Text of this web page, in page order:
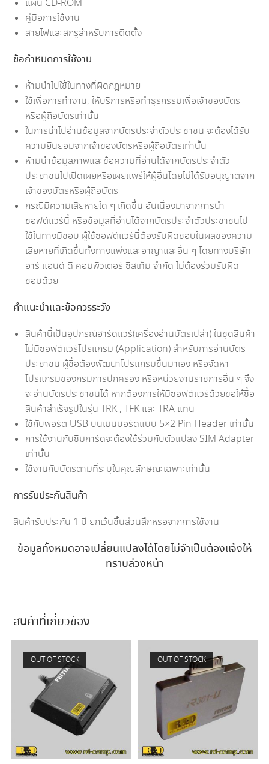
แผ่น CD-ROM
คู่มือการใช้งาน
สายไฟและสกรูสำหรับการติดตั้ง
ข้อกำหนดการใช้งาน
ห้ามนำไปใช้ในทางที่ผิดกฎหมาย
ใช้เพื่อการทำงาน, ให้บริการหรือทำธุรกรรมเพื่อเจ้าของบัตร
หรือผู้ถือบัตรเท่านั้น
ในการนำไปอ่านข้อมูลจากบัตรประจำตัวประชาชน จะต้องได้รับ
ความยินยอมจากเจ้าของบัตรหรือผู้ถือบัตรเท่านั้น
ห้ามนำข้อมูลภาพและข้อความที่อ่านได้จากบัตรประจำตัว
ประชาชนไปเปิดเผยหรือเผยแพร่ให้ผู้อื่นโดยไม่ได้รับอนุญาตจาก
เจ้าของบัตรหรือผู้ถือบัตร
กรณีมีความเสียหายใด ๆ เกิดขึ้น อันเนื่องมาจากการนำ
ซอฟต์แวร์นี้ หรือข้อมูลที่อ่านได้จากบัตรประจำตัวประชาชนไป
ใช้ในทางมิชอบ ผู้ใช้ซอฟต์แวร์นี้ต้องรับผิดชอบในผลของความ
เสียหายที่เกิดขึ้นทั้งทางแพ่งและอาญาและอื่น ๆ โดยทางบริษัท
อาร์ แอนด์ ดี คอมพิวเตอร์ ซิสเท็ม จำกัด ไม่ต้องร่วมรับผิด
ชอบด้วย
คำแนะนำและข้อควรระวัง
สินค้านี้เป็นอุปกรณ์ฮาร์ดแวร์(เครื่องอ่านบัตรเปล่า) ในชุดสินค้า
ไม่มีซอฟต์แวร์โปรแกรม (Application) สำหรับการอ่านบัตร
ประชาชน ผู้ชื้อต้องพัฒนาโปรแกรมขึ้นมาเอง หรือจัดหา
โปรแกรมของกรมการปกครอง หรือหน่วยงานราชการอื่น ๆ จึง
จะอ่านบัตรประชาชนได้ หากต้องการให้มีซอฟต์แวร์ด้วยขอให้ซื้อ
สินค้าสำเร็จรูปในรุ่น TRK , TFK และ TRA แทน
ใช้กับพอร์ต USB บนเมนบอร์ดแบบ 5×2 Pin Header เท่านั้น
การใช้งานกับซิมการ์ดจะต้องใช้ร่วมกับตัวแปลง SIM Adapter
เท่านั้น
ใช้งานกับบัตรตามที่ระบุในคุณลักษณะเฉพาะเท่านั้น
การรับประกันสินค้า
สินค้ารับประกัน 1 ปี ยกเว้นชิ้นส่วนสึกหรอจากการใช้งาน
ข้อมูลทั้งหมดอาจเปลี่ยนแปลงได้โดยไม่จำเป็นต้องแจ้งให้
ทราบล่วงหน้า
สินค้าที่เกี่ยวข้อง
OUT OF STOCK OUT OF STOCK